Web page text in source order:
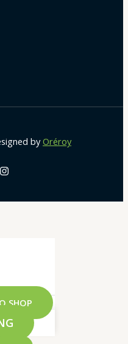
byOréroy
SHOP